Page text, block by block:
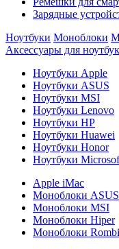
Зарядные
Ноутбуки Моноблоки
Аксессуары для
Ноутбуки Apple
Ноутбуки ASUS
Ноутбуки MSI
Ноутбуки Lenovo
Ноутбуки HP
Ноутбуки Huawei
Ноутбуки Honor
Ноутбуки
Apple iMac
Моноблоки ASUS
Моноблоки MSI
Моноблоки Hiper
Моноблоки